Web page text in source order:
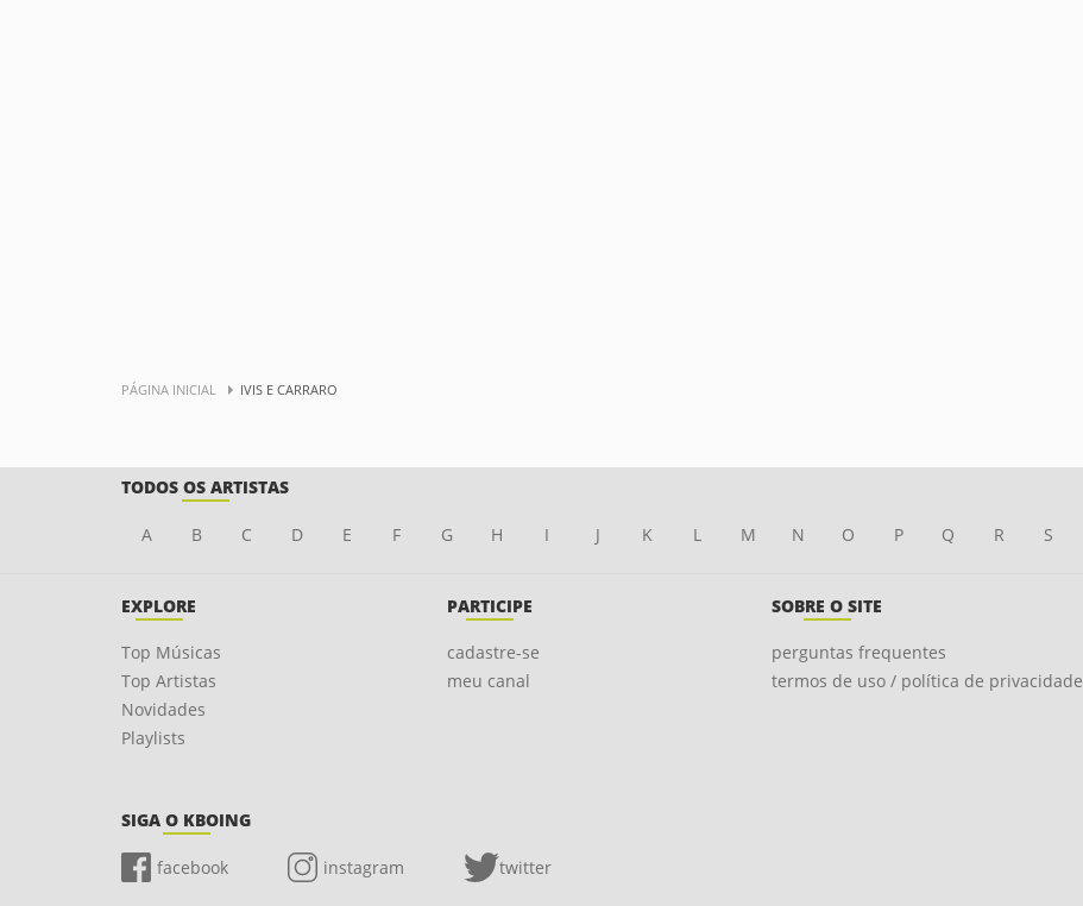
PÁGINA INICIAL IVIS E CARRARO
TODOS OS ARTISTAS
A B C D E F G H I J K L M N O P Q R S
EXPLORE
Top Músicas
Top Artistas
Novidades
Playlists
PARTICIPE
cadastre-se
meu canal
SOBRE O SITE
perguntas frequentes
termos de uso / política de privacidade
SIGA O KBOING
facebook instagram twitter